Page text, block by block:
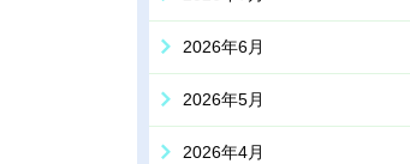
2026年6月
2026年5月
2026年4月